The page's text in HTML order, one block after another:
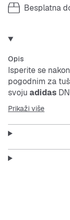
Besplatna
Opis
Isperite se
pogodnim za
svoju adidas
jastuk
Features:
Model na
Lagane
Prikaži više